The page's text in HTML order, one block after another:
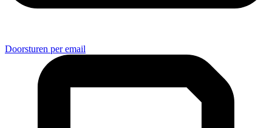
Doorsturen per email